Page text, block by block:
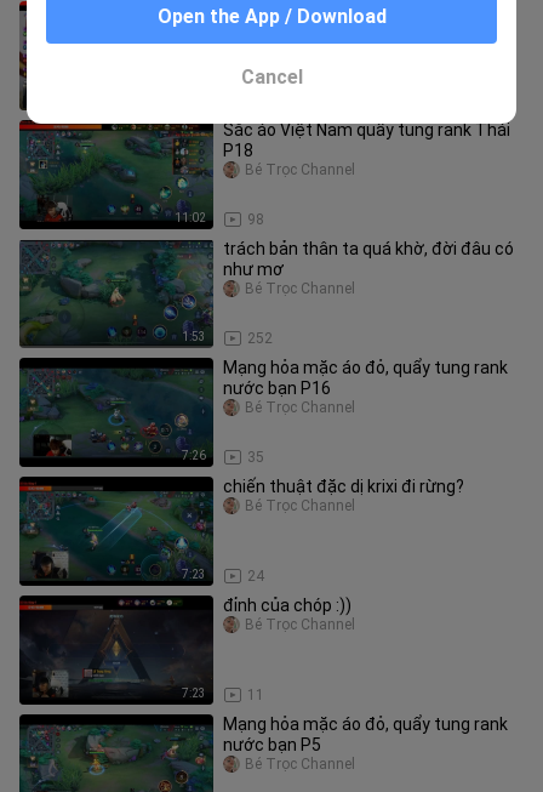
Bi tọt ăn lẩu Thái hằng ngày P5
Bé Trọc Channel
11:02
Sắc áo Việt Nam quẩy tung rank Thái
P18
98
Bé Trọc Channel
1:53
trách bản thân ta quá khờ, đời đâu có
như mơ
252
Bé Trọc Channel
7:26
Mạng hỏa mặc áo đỏ, quẩy tung rank
nước bạn P16
35
Bé Trọc Channel
7:23
chiến thuật đặc dị krixi đi rừng?
24
Bé Trọc Channel
7:23
đỉnh của chóp :))
11
Bé Trọc Channel
Mạng hỏa mặc áo đỏ, quẩy tung rank
nước bạn P5
Bé Trọc Channel
Open the App / Download
Cancel